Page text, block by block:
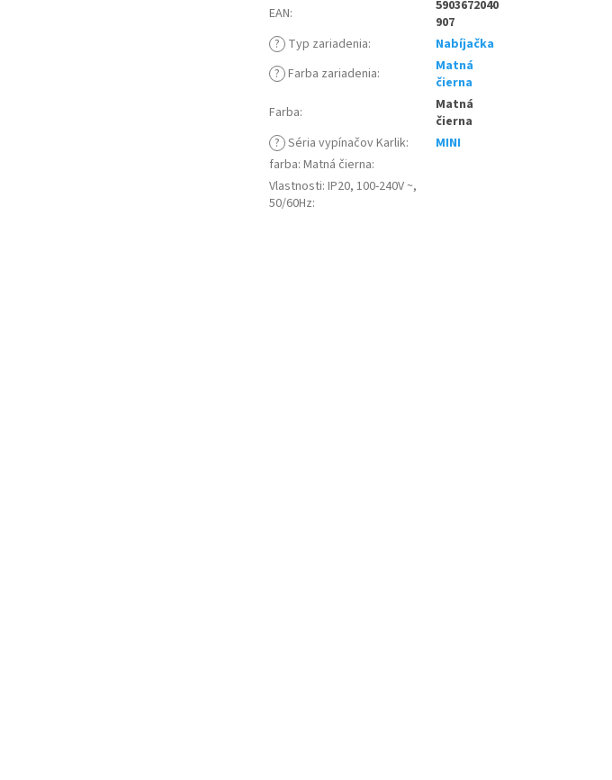
EAN:
5903672040
907
? Typ zariadenia:
Nabíjačka
? Farba zariadenia:
Matná
čierna
Farba:
Matná
čierna
? Séria vypínačov Karlik:
MINI
farba: Matná čierna:
Vlastnosti: IP20, 100-240V ~,
50/60Hz: